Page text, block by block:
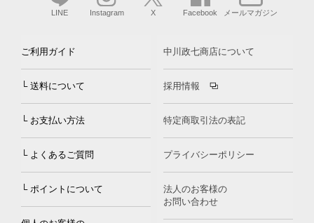
LINE Instagram X Facebook メールマガジン
ご利用ガイド
└ 送料について
└ お支払い方法
└ よくあるご質問
└ ポイントについて
中川政七商店について
採用情報
特定商取引法の表記
プライバシーポリシー
法人のお客様の
お問い合わせ